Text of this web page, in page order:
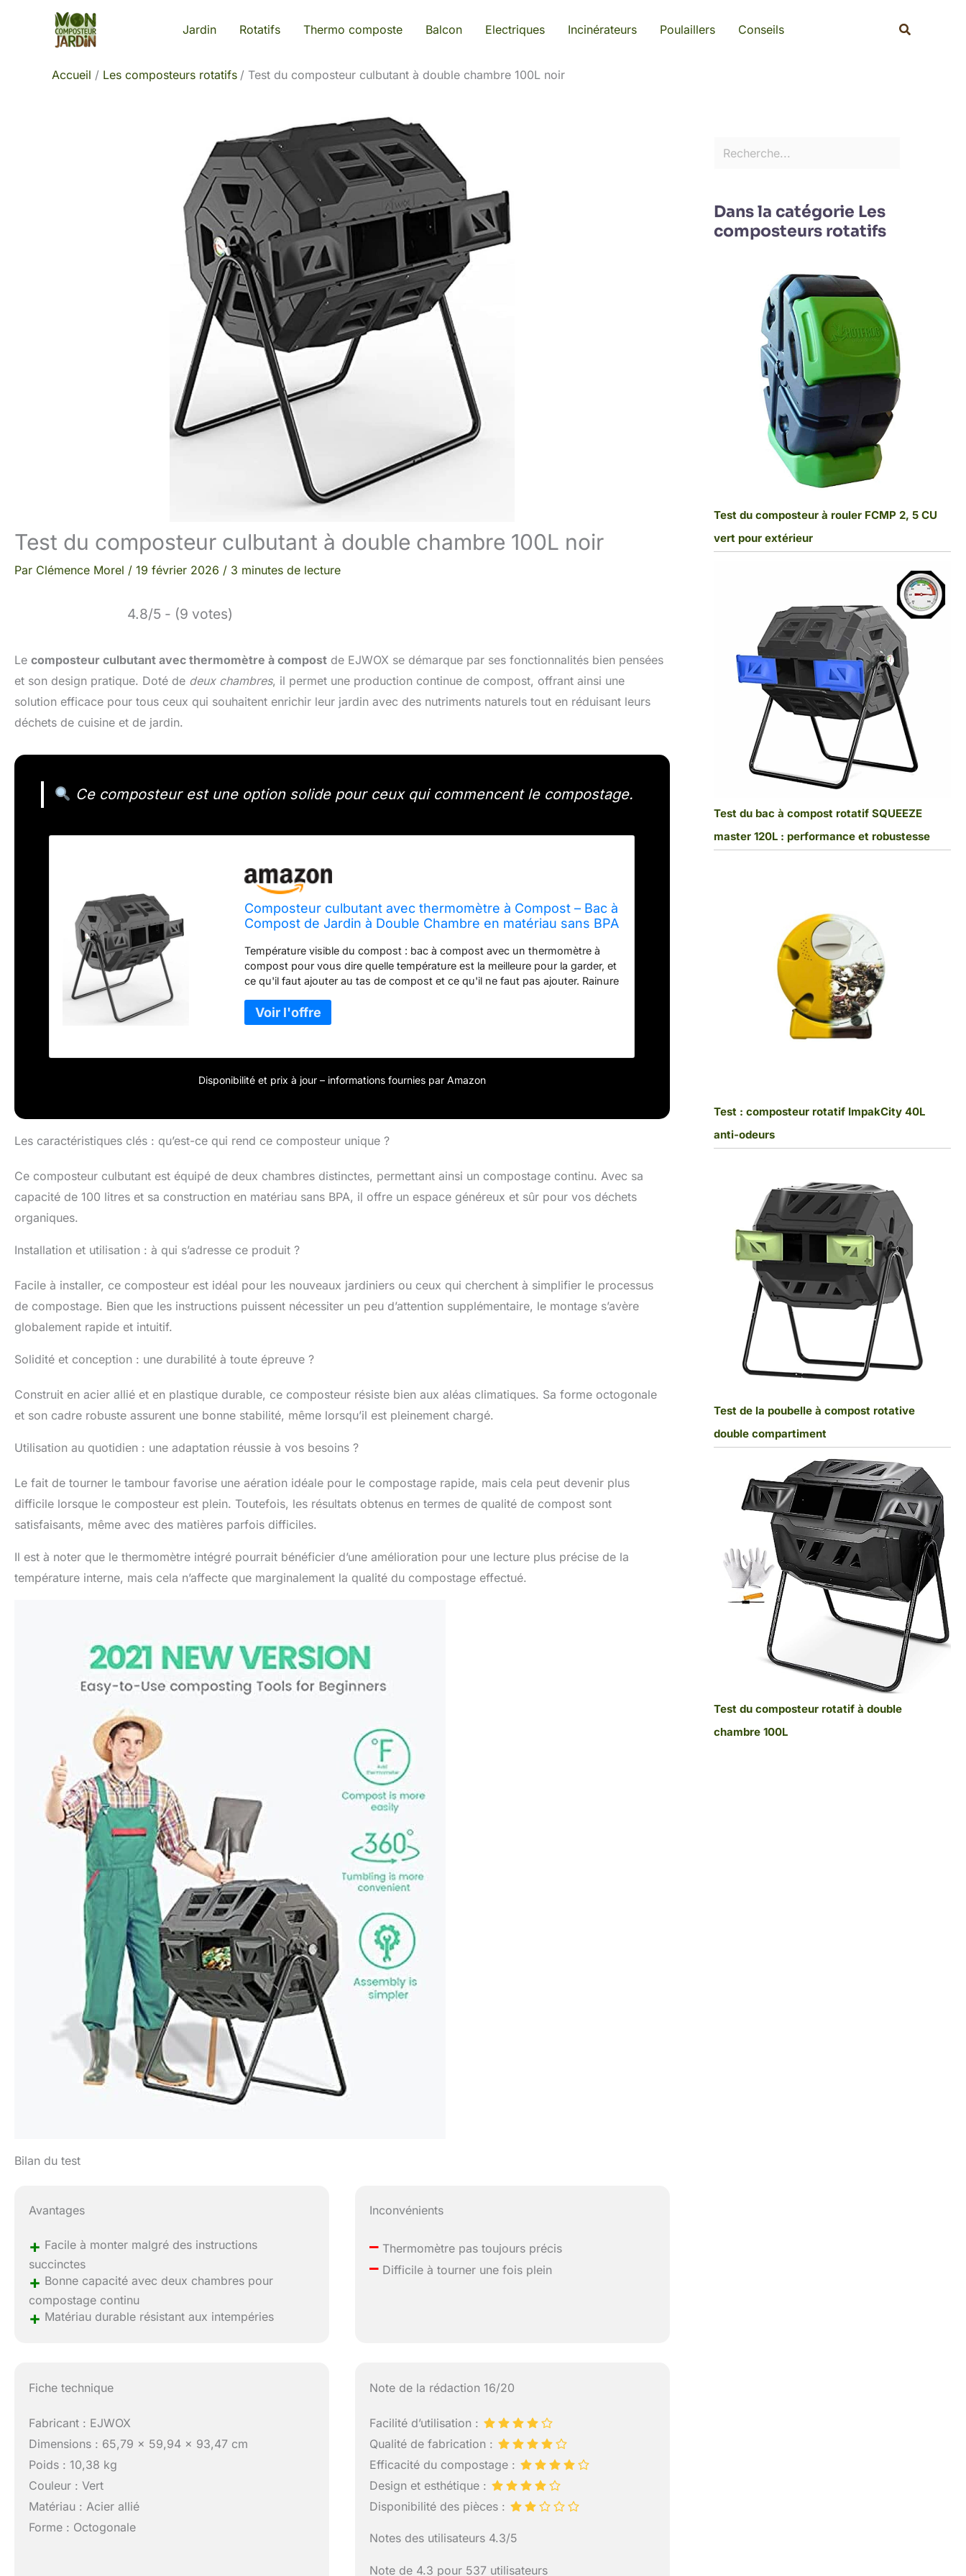
Jardin Rotatifs Thermo composte Balcon Electriques Incinérateurs Poulaillers Conseils
Accueil Les composteurs rotatifs Test du composteur culbutant à double chambre 100L noir
Test du composteur culbutant à double chambre 100L noir
Par Clémence Morel / 19 février 2026 / 3 minutes de lecture
4.8/5 - (9 votes)
Le composteur culbutant avec thermomètre à compost de EJWOX se démarque par ses fonctionnalités bien pensées
et son design pratique. Doté de deux chambres, il permet une production continue de compost, offrant ainsi une
solution efficace pour tous ceux qui souhaitent enrichir leur jardin avec des nutriments naturels tout en réduisant leurs
déchets de cuisine et de jardin.
Ce composteur est une option solide pour ceux qui commencent le compostage.
Composteur culbutant avec thermomètre à Compost – Bac à
Compost de Jardin à Double Chambre en matériau sans BPA
Température visible du compost : bac à compost avec un thermomètre à
compost pour vous dire quelle température est la meilleure pour la garder, et
ce qu'il faut ajouter au tas de compost et ce qu'il ne faut pas ajouter. Rainure
plus facilement le bac à compost pour obtenir un meilleur processus de
compostage. Temps d'assemblage court : la nouvelle version du
modifie le panneau central pour séparer étroitement les deux chambres.
les déchets alimentaires en aliments végétaux qui enrichiraient le sol. Faites-
technologie de pointe et offrent un service client exceptionnel dans le monde
Disponibilité et prix à jour – informations fournies par Amazon
Les caractéristiques clés : qu’est-ce qui rend ce composteur unique ?
Ce composteur culbutant est équipé de deux chambres distinctes, permettant ainsi un compostage continu. Avec sa
capacité de 100 litres et sa construction en matériau sans BPA, il offre un espace généreux et sûr pour vos déchets
organiques.
Installation et utilisation : à qui s’adresse ce produit ?
Facile à installer, ce composteur est idéal pour les nouveaux jardiniers ou ceux qui cherchent à simplifier le processus
de compostage. Bien que les instructions puissent nécessiter un peu d’attention supplémentaire, le montage s’avère
globalement rapide et intuitif.
Solidité et conception : une durabilité à toute épreuve ?
Construit en acier allié et en plastique durable, ce composteur résiste bien aux aléas climatiques. Sa forme octogonale
et son cadre robuste assurent une bonne stabilité, même lorsqu’il est pleinement chargé.
Utilisation au quotidien : une adaptation réussie à vos besoins ?
Le fait de tourner le tambour favorise une aération idéale pour le compostage rapide, mais cela peut devenir plus
difficile lorsque le composteur est plein. Toutefois, les résultats obtenus en termes de qualité de compost sont
satisfaisants, même avec des matières parfois difficiles.
Il est à noter que le thermomètre intégré pourrait bénéficier d’une amélioration pour une lecture plus précise de la
température interne, mais cela n’affecte que marginalement la qualité du compostage effectué.
Bilan du test
Avantages
+ Facile à monter malgré des instructions
succinctes
+ Bonne capacité avec deux chambres pour
compostage continu
+ Matériau durable résistant aux intempéries
Inconvénients
– Thermomètre pas toujours précis
– Difficile à tourner une fois plein
Fiche technique
Fabricant : EJWOX
Dimensions : 65,79 x 59,94 x 93,47 cm
Poids : 10,38 kg
Couleur : Vert
Matériau : Acier allié
Forme : Octogonale
Note de la rédaction 16/20
Facilité d’utilisation :
Qualité de fabrication :
Efficacité du compostage :
Design et esthétique :
Disponibilité des pièces :
Notes des utilisateurs 4.3/5
Note de 4.3 pour 537 utilisateurs
Dans la catégorie Les
composteurs rotatifs
Test du composteur à rouler FCMP 2, 5 CU
vert pour extérieur
Test du bac à compost rotatif SQUEEZE
master 120L : performance et robustesse
Test : composteur rotatif ImpakCity 40L
anti-odeurs
Test de la poubelle à compost rotative
double compartiment
Test du composteur rotatif à double
chambre 100L